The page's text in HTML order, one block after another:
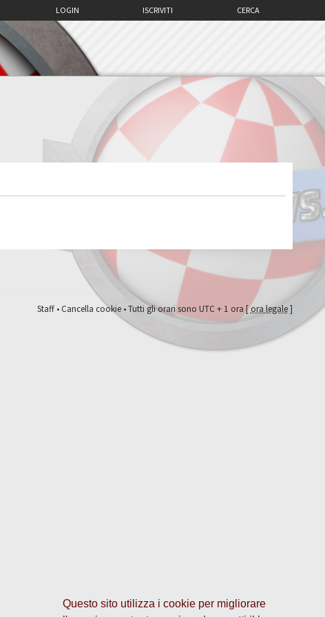
Questo sito utilizza i cookie per migliorare
CERCA
ISCRIVITI
LOGIN
Staff•Cancella cookie• Tutti gli orari sono UTC + 1 ora [ora legale]